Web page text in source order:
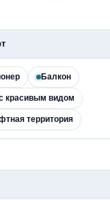
Балкон
красивым видом
территория